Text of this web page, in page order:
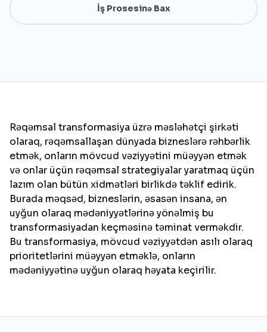
İş Prosesinə Bax
Rəqəmsal transformasiya üzrə məsləhətçi şirkəti
olaraq, rəqəmsallaşan dünyada bizneslərə rəhbərlik
etmək, onların mövcud vəziyyətini müəyyən etmək
və onlar üçün rəqəmsal strategiyalar yaratmaq üçün
lazım olan bütün xidmətləri birlikdə təklif edirik.
Burada məqsəd, bizneslərin, əsasən insana, ən
uyğun olaraq mədəniyyətlərinə yönəlmiş bu
transformasiyadan keçməsinə təminat verməkdir.
Bu transformasiya, mövcud vəziyyətdən asılı olaraq
prioritetlərini müəyyən etməklə, onların
mədəniyyətinə uyğun olaraq həyata keçirilir.